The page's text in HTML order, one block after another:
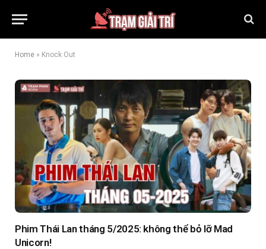
Home » Knock Out
Phim Thái Lan tháng 5/2025: không thể bỏ lỡ Mad
Unicorn!